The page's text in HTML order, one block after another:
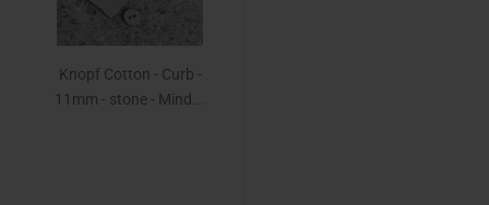
Knopf Cotton - Curb -
11mm - stone - Mind...